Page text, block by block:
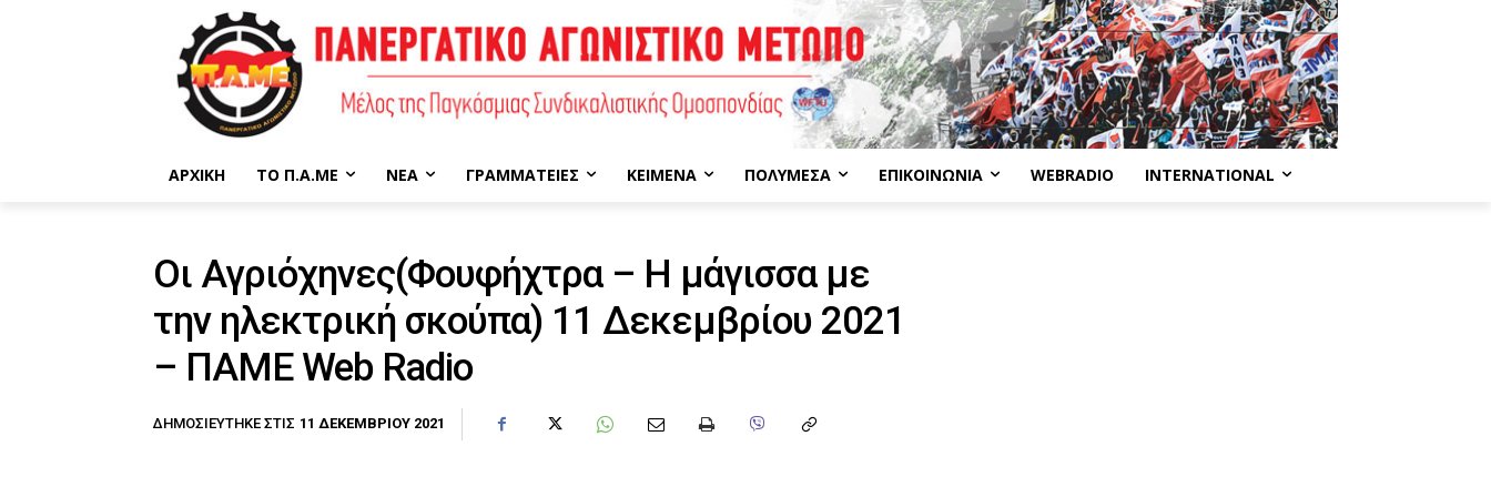
ΑΡΧΙΚΉ ΤΟ Π.Α.ΜΕ ΝΈΑ ΓΡΑΜΜΑΤΕΊΕΣ ΚΕΊΜΕΝΑ ΠΟΛΥΜΈΣΑ ΕΠΙΚΟΙΝΩΝΊΑ WEBRADIO INTERNATIONAL
Οι Αγριόχηνες(Φουφήχτρα – Η μάγισσα με
την ηλεκτρική σκούπα) 11 Δεκεμβρίου 2021
– ΠΑΜΕ Web Radio
ΔΗΜΟΣΙΕΎΤΗΚΕ ΣΤΙΣ 11 ΔΕΚΕΜΒΡΊΟΥ 2021